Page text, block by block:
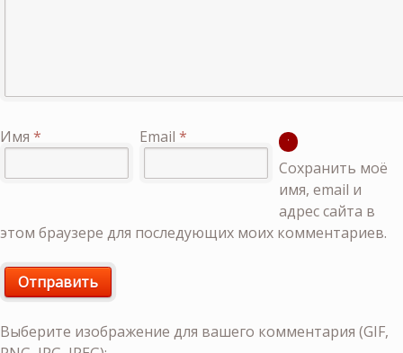
Имя * Email *
Сохранить моё
имя, email и
адрес сайта в
этом браузере для последующих моих комментариев.
Выберите изображение для вашего комментария (GIF,